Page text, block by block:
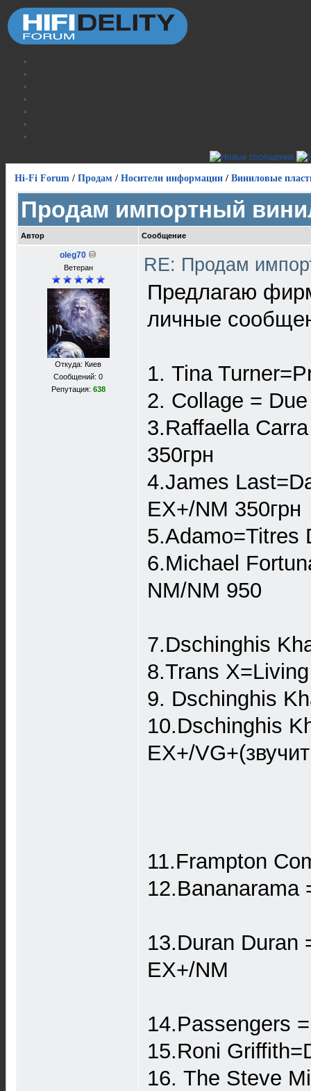
Hi-Fi Forum / Продам / Носители информации / Виниловые
Продам импортный
Автор Сообщение
oleg70
Ветеран
Откуда: Киев
Сообщений: 0
Репутация: 638
RE: Продам
Предлагаю
личные
1. Tina
2. Collage =
3.Raffaella
350грн
4.James
EX+/NM 350грн
5.Adamo=Titres
6.Michael
NM/NM 950
7.Dschinghis
8.Trans
9. Dschinghis
10.Dschinghis
EX+/
11.Frampton
12.Bananarama
13.Duran Duran
EX+/NM
14.Passengers
15.Roni
16. The Steve